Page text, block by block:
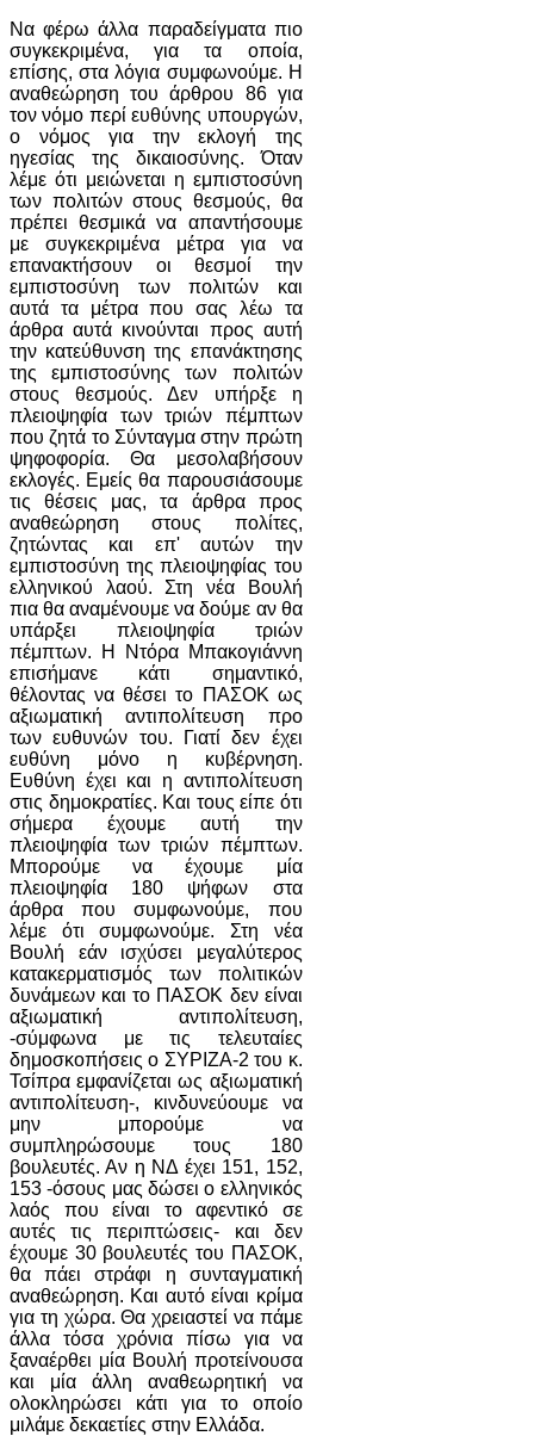
Να φέρω άλλα παραδείγματα πιο
συγκεκριμένα, για τα οποία,
επίσης, στα λόγια συμφωνούμε. Η
αναθεώρηση του άρθρου 86 για
τον νόμο περί ευθύνης υπουργών,
ο νόμος για την εκλογή της
ηγεσίας της δικαιοσύνης. Όταν
λέμε ότι μειώνεται η εμπιστοσύνη
των πολιτών στους θεσμούς, θα
πρέπει θεσμικά να απαντήσουμε
με συγκεκριμένα μέτρα για να
επανακτήσουν οι θεσμοί την
εμπιστοσύνη των πολιτών και
αυτά τα μέτρα που σας λέω τα
άρθρα αυτά κινούνται προς αυτή
την κατεύθυνση της επανάκτησης
της εμπιστοσύνης των πολιτών
στους θεσμούς. Δεν υπήρξε η
πλειοψηφία των τριών πέμπτων
που ζητά το Σύνταγμα στην πρώτη
ψηφοφορία. Θα μεσολαβήσουν
εκλογές. Εμείς θα παρουσιάσουμε
τις θέσεις μας, τα άρθρα προς
αναθεώρηση στους πολίτες,
ζητώντας και επ' αυτών την
εμπιστοσύνη της πλειοψηφίας του
ελληνικού λαού. Στη νέα Βουλή
πια θα αναμένουμε να δούμε αν θα
υπάρξει πλειοψηφία τριών
πέμπτων. Η Ντόρα Μπακογιάννη
επισήμανε κάτι σημαντικό,
θέλοντας να θέσει το ΠΑΣΟΚ ως
αξιωματική αντιπολίτευση προ
των ευθυνών του. Γιατί δεν έχει
ευθύνη μόνο η κυβέρνηση.
Ευθύνη έχει και η αντιπολίτευση
στις δημοκρατίες. Και τους είπε ότι
σήμερα έχουμε αυτή την
πλειοψηφία των τριών πέμπτων.
Μπορούμε να έχουμε μία
πλειοψηφία 180 ψήφων στα
άρθρα που συμφωνούμε, που
λέμε ότι συμφωνούμε. Στη νέα
Βουλή εάν ισχύσει μεγαλύτερος
κατακερματισμός των πολιτικών
δυνάμεων και το ΠΑΣΟΚ δεν είναι
αξιωματική αντιπολίτευση,
-σύμφωνα με τις τελευταίες
δημοσκοπήσεις ο ΣΥΡΙΖΑ-2 του κ.
Τσίπρα εμφανίζεται ως αξιωματική
αντιπολίτευση-, κινδυνεύουμε να
μην μπορούμε να
συμπληρώσουμε τους 180
βουλευτές. Αν η ΝΔ έχει 151, 152,
153 -όσους μας δώσει ο ελληνικός
λαός που είναι το αφεντικό σε
αυτές τις περιπτώσεις- και δεν
έχουμε 30 βουλευτές του ΠΑΣΟΚ,
θα πάει στράφι η συνταγματική
αναθεώρηση. Και αυτό είναι κρίμα
για τη χώρα. Θα χρειαστεί να πάμε
άλλα τόσα χρόνια πίσω για να
ξαναέρθει μία Βουλή προτείνουσα
και μία άλλη αναθεωρητική να
ολοκληρώσει κάτι για το οποίο
μιλάμε δεκαετίες στην Ελλάδα.